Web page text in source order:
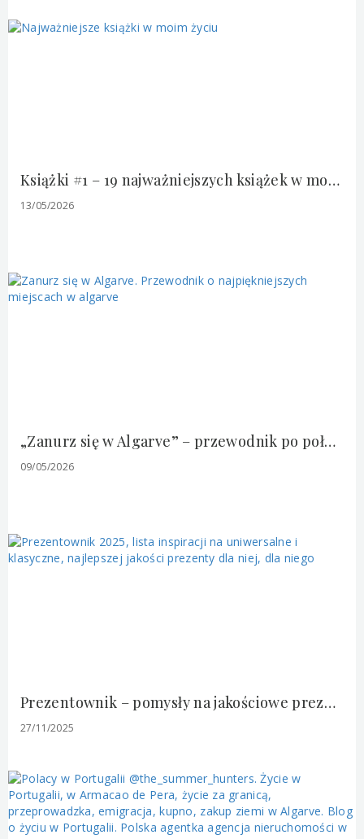
Książki #1 – 19 najważniejszych książek w moim życiu
13/05/2026
„Zanurz się w Algarve” – przewodnik po południowo-zachodnim wybrzeżu Portugalii oczami mieszkanki
09/05/2026
Prezentownik – pomysły na jakościowe prezenty polskich marek, ulubione kosmetyki, ciekawe książki, gry i inne drobiazgi.
27/11/2025